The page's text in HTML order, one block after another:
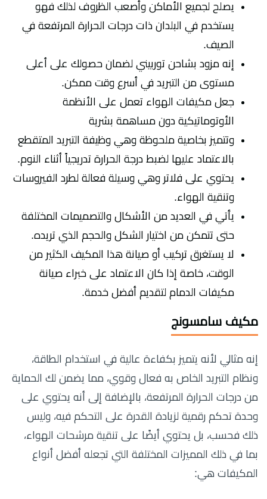
يصلح لجميع الأماكن وأصعب الظروف لذلك فهو
يستخدم في البلدان ذات درجات الحرارة المرتفعة في
الصيف.
إنه مزود بشاحن توربيني لضمان حصولك على أعلى
مستوى من التبريد في أسرع وقت ممكن.
جعل مكيفات الهواء تعمل على الأنظمة
الأوتوماتيكية دون مساهمة بشرية
وتتميز بخاصية ملحوظة وهي وظيفة التبريد المتقطع
بالاعتماد عليها لضبط درجة الحرارة تدريجياً أثناء النوم.
يحتوي على فلاتر وهي وسيلة فعالة لطرد الفيروسات
وتنقية الهواء.
يأتي في العديد من الأشكال والتصميمات المختلفة
حتى تتمكن من اختيار الشكل والحجم الذي تريده.
لا يستغرق تركيب أو صيانة هذا المكيف الكثير من
الوقت، خاصة إذا كان الاعتماد على خبراء صيانة
مكيفات الدمام لتقديم أفضل خدمة.
مكيف سامسونج
إنه مثالي لأنه يتميز بكفاءة عالية في استخدام الطاقة،
ونظام التبريد الخاص به فعال وقوي، مما يضمن لك الحماية
من درجات الحرارة المرتفعة، بالإضافة إلى أنه يحتوي على
وحدة تحكم رقمية لزيادة القدرة على التحكم فيه، وليس
ذلك فحسب، بل يحتوي أيضًا على تنقية مرشحات الهواء،
بما في ذلك المميزات المختلفة التي تجعله أفضل أنواع
المكيفات هي: